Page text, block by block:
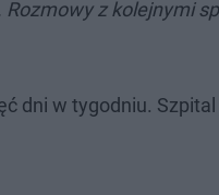
z kolejnymi
dni w tygodniu.